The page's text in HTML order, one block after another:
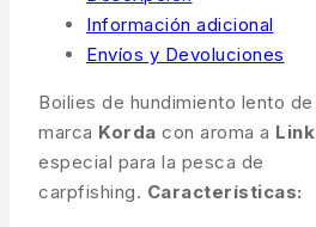
Información adicional
Envíos y Devoluciones
Boilies de hundimiento lento de
marca Korda con aroma a Link
especial para la pesca de
carpfishing. Características: